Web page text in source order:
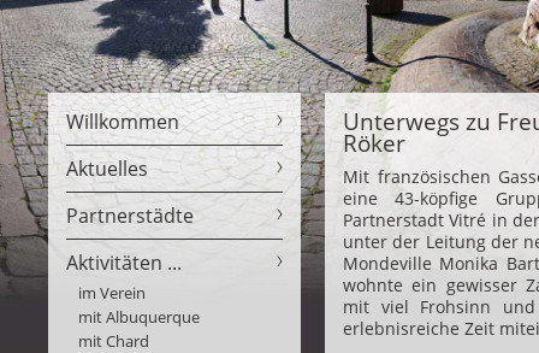
Willkommen
Aktuelles
Partnerstädte
Aktivitäten ...
im Verein
mit Albuquerque
mit Chard
Unterwegs zu
Röker
Mit französischen
eine 43-köpfige
Partnerstadt Vitré in
unter der Leitung der
Mondeville Monika
wohnte ein gewisser
mit viel Frohsinn
erlebnisreiche Zeit